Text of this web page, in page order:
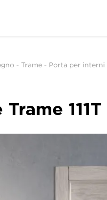
- Trame - Porta per interni
111T